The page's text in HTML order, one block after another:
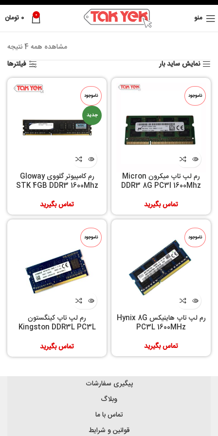
منو 0
0 تومان
مشاهده همه 4 نتیجه
نمایش ساید بار
فیلترها
ناموجود
رم لپ تاپ میکرون Micron
DDR3 8G PC3l 1600Mhz
تماس بگیرید
ناموجود
جدید
رم کامپیوتر گلووی Gloway
STK 4GB DDR3 1600Mhz
تماس بگیرید
ناموجود
رم لپ تاپ هاینیکس Hynix 8G
PC3L 1600MHz
تماس بگیرید
ناموجود
رم لپ تاپ کینگستون
Kingston DDR3L PC3L
تماس بگیرید
پیگیری سفارشات
وبلاگ
تماس با ما
قوانین و شرایط